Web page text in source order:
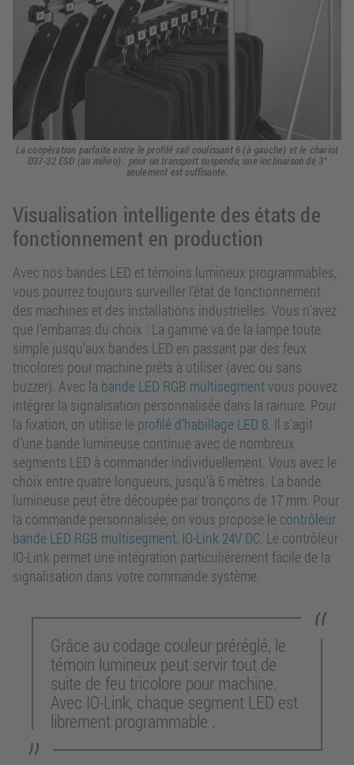
La coopération parfaite entre le profilé rail coulissant 6 (à gauche) et le chariot
D37-32 ESD (au milieu) : pour un transport suspendu, une inclinaison de 3°
seulement est suffisante.
Visualisation intelligente des états de
fonctionnement en production
Avec nos bandes LED et témoins lumineux programmables,
vous pourrez toujours surveiller l’état de fonctionnement
des machines et des installations industrielles. Vous n’avez
que l’embarras du choix : La gamme va de la lampe toute
simple jusqu’aux bandes LED en passant par des feux
tricolores pour machine prêts à utiliser (avec ou sans
buzzer). Avec la bande LED RGB multisegment vous pouvez
intégrer la signalisation personnalisée dans la rainure. Pour
la fixation, on utilise le profilé d’habillage LED 8. Il s’agit
d’une bande lumineuse continue avec de nombreux
segments LED à commander individuellement. Vous avez le
choix entre quatre longueurs, jusqu’à 6 mètres. La bande
lumineuse peut être découpée par tronçons de 17 mm. Pour
la commande personnalisée, on vous propose le contrôleur
bande LED RGB multisegment, IO-Link 24V DC. Le contrôleur
IO-Link permet une intégration particulièrement facile de la
signalisation dans votre commande système.
Grâce au codage couleur préréglé, le
témoin lumineux peut servir tout de
suite de feu tricolore pour machine.
Avec IO-Link, chaque segment LED est
librement programmable .